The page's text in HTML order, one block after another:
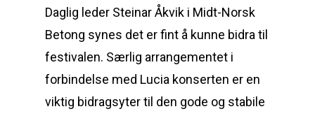
Daglig leder Steinar Åkvik i Midt-Norsk
Betong synes det er fint å kunne bidra til
festivalen. Særlig arrangementet i
forbindelse med Lucia konserten er en
viktig bidragsyter til den gode og stabile